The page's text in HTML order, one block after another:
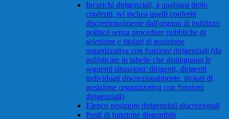
Incarichi dirigenziali, a qualsiasi titolo
conferiti, ivi inclusi quelli conferiti
discrezionalmente dall'organo di indirizzo
politico senza procedure pubbliche di
selezione e titolari di posizione
organizzativa con funzioni dirigenziali (da
pubblicare in tabelle che distinguano le
seguenti situazioni: dirigenti, dirigenti
individuati discrezionalmente, titolari di
posizione organizzativa con funzioni
dirigenziali)
Elenco posizioni dirigenziali discrezionali
Posti di funzione disponibili